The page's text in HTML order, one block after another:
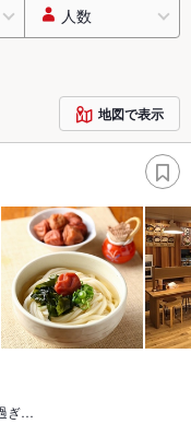
人数
地図で表示
ぎ…